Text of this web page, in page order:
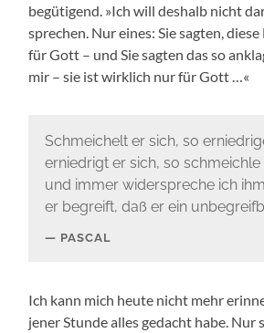
begütigend. »Ich will deshalb nicht
sprechen. Nur eines: Sie sagten,
für Gott – und Sie sagten das so
mir – sie ist wirklich nur für Gott …«
Schmeichelt er sich, so
erniedrigt er sich, so schmeichle
und immer widerspreche ich
er begreift, daß er ein
PASCAL
Ich kann mich heute nicht mehr
jener Stunde alles gedacht habe. Nur